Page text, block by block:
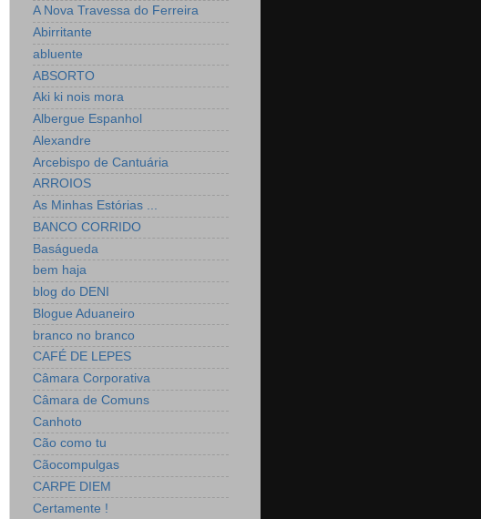
A Nova Travessa do Ferreira
Abirritante
abluente
ABSORTO
Aki ki nois mora
Albergue Espanhol
Alexandre
Arcebispo de Cantuária
ARROIOS
As Minhas Estórias ...
BANCO CORRIDO
Baságueda
bem haja
blog do DENI
Blogue Aduaneiro
branco no branco
CAFÉ DE LEPES
Câmara Corporativa
Câmara de Comuns
Canhoto
Cão como tu
Cãocompulgas
CARPE DIEM
Certamente !